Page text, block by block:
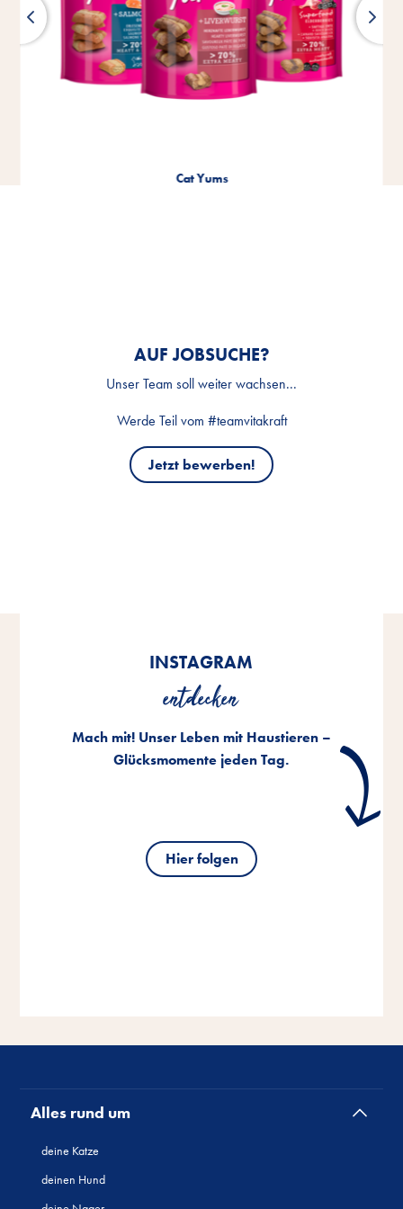
Cat Yums
AUF JOBSUCHE?
Unser Team soll weiter wachsen...
Werde Teil vom #teamvitakraft
Jetzt bewerben!
INSTAGRAM
entdecken
Mach mit! Unser Leben mit Haustieren –
Glücksmomente jeden Tag.
Hier folgen
Alles rund um
deine Katze
deinen Hund